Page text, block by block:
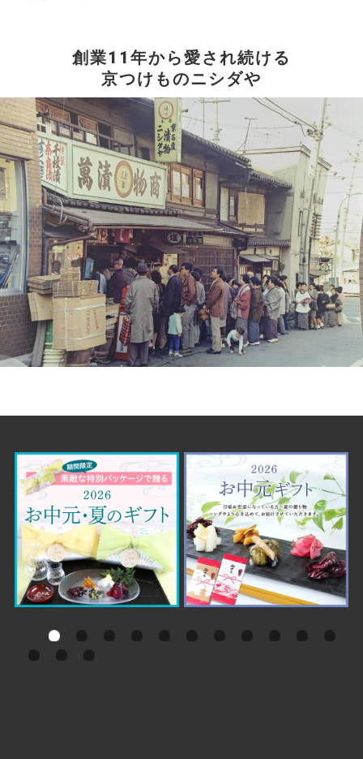
創業11年から愛され続ける
京つけものニシダや